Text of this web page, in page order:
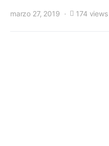
marzo 27, 2019 174 views